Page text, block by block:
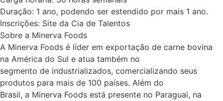
Duração: 1 ano, podendo ser estendido por mais 1 ano.
Inscrições: Site da Cia de Talentos
Sobre a Minerva Foods
A Minerva Foods é líder em exportação de carne bovina
na América do Sul e atua também no
segmento de industrializados, comercializando seus
produtos para mais de 100 países. Além do
Brasil, a Minerva Foods está presente no Paraguai, na